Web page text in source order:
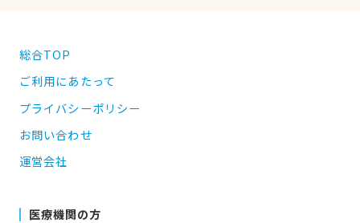
総合TOP
ご利用にあたって
プライバシーポリシー
お問い合わせ
運営会社
医療機関の方